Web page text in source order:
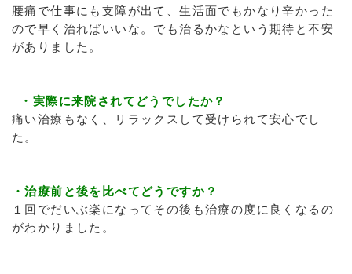
腰痛で仕事にも支障が出て、生活面でもかなり辛かった
ので早く治ればいいな。でも治るかなという期待と不安
がありました。
・実際に来院されてどうでしたか？
痛い治療もなく、リラックスして受けられて安心でし
た。
・治療前と後を比べてどうですか？
１回でだいぶ楽になってその後も治療の度に良くなるの
がわかりました。